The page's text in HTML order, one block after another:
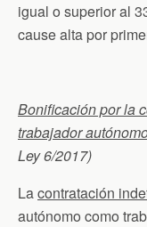
igual o superior al
cause alta por
Bonificación por la
trabajador
Ley 6/2017)
Lacontratación
autónomo como